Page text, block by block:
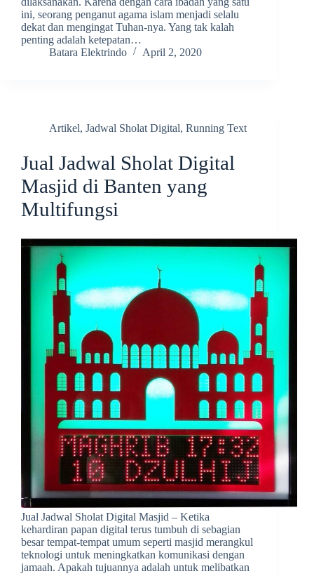
ini, seorang penganut agama islam menjadi selalu
dekat dan mengingat Tuhan-nya. Yang tak kalah
penting adalah ketepatan…
Batara Elektrindo
April 2, 2020
Artikel, Jadwal Sholat Digital, Running Text
Jual Jadwal Sholat Digital
Masjid di Banten yang
Multifungsi
Jual Jadwal Sholat Digital Masjid – Ketika
kehardiran papan digital terus tumbuh di sebagian
besar tempat-tempat umum seperti masjid merangkul
teknologi untuk meningkatkan komunikasi dengan
jamaah. Apakah tujuannya adalah untuk melibatkan